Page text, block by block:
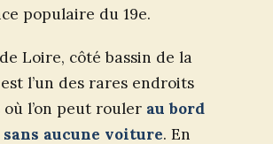
populaire du 19e.
Loire, côté bassin de la
l’un des rares endroits
où l’on peut rouler au bord
sans aucune voiture. En